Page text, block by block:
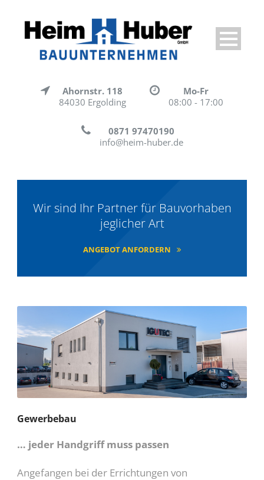
Ahornstr. 118
84030 Ergolding
Mo-Fr
08:00 - 17:00
0871 97470190
info@heim-huber.de
Wir sind Ihr Partner für Bauvorhaben
jeglicher Art
ANGEBOT ANFORDERN
Gewerbebau
… jeder Handgriff muss passen
Angefangen bei der Errichtungen von